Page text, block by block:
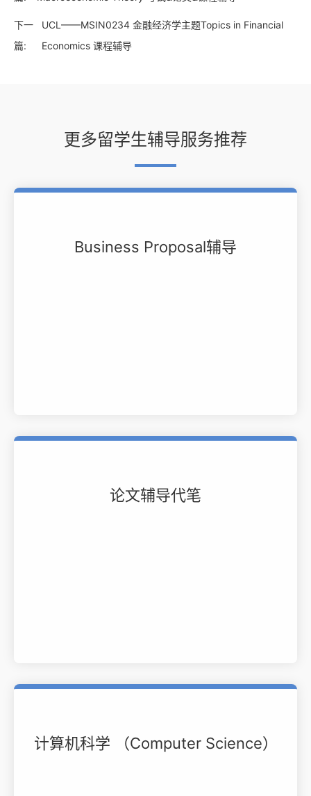
下一
篇:
UCL——MSIN0234 金融经济学主题Topics in Financial
Economics 课程辅导
更多留学生辅导服务推荐
Business Proposal辅导
论文辅导代笔
计算机科学 （Computer Science）